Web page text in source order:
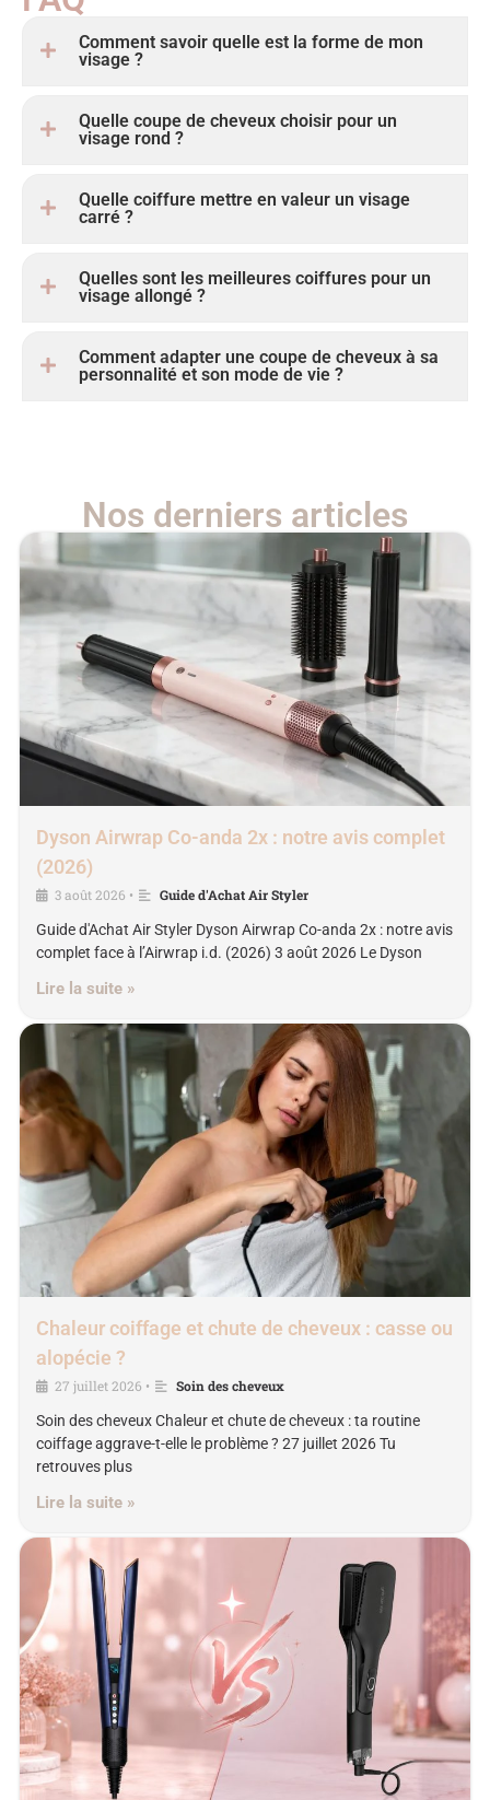
Comment savoir quelle est la forme de mon
visage ?
Quelle coupe de cheveux choisir pour un
visage rond ?
Quelle coiffure mettre en valeur un visage
carré ?
Quelles sont les meilleures coiffures pour un
visage allongé ?
Comment adapter une coupe de cheveux à sa
personnalité et son mode de vie ?
Nos derniers articles
Dyson Airwrap Co-anda 2x : notre avis complet
(2026)
3 août 2026 •
Guide d'Achat Air Styler
Guide d'Achat Air Styler Dyson Airwrap Co-anda 2x : notre avis
complet face à l’Airwrap i.d. (2026) 3 août 2026 Le Dyson
Lire la suite »
Chaleur coiffage et chute de cheveux : casse ou
alopécie ?
27 juillet 2026 •
Soin des cheveux
Soin des cheveux Chaleur et chute de cheveux : ta routine
coiffage aggrave-t-elle le problème ? 27 juillet 2026 Tu
retrouves plus
Lire la suite »